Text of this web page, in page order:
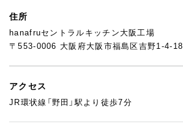
住所
hanafruセントラルキッチン大阪工場
〒553-0006 大阪府大阪市福島区吉野1-4-18
アクセス
JR環状線「野田」駅より徒歩7分